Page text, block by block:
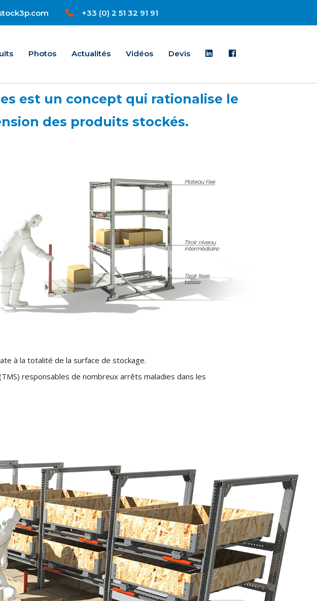
+33 (0) 2 51 32 91 91
Photos Actualités Vidéos Devis Linkedin
est un concept qui rationalise le
des produits stockés.
à la totalité de la surface de stockage.
responsables de nombreux arrêts maladies dans les